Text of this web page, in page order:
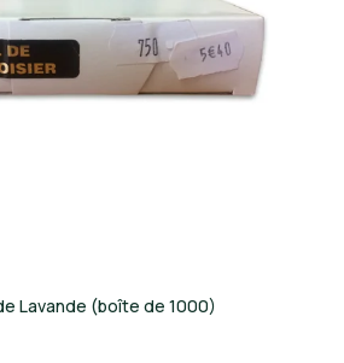
Lavande (boîte de 1000)